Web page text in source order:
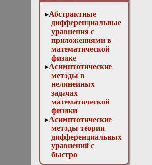
Абстрактные
дифференциальные
уравнения с
приложениями в
математической
физике
Асимптотические
методы в
нелинейных
задачах
математической
физики
Асимптотические
методы теории
дифференциальных
уравнений с
быстро
осциллирующими